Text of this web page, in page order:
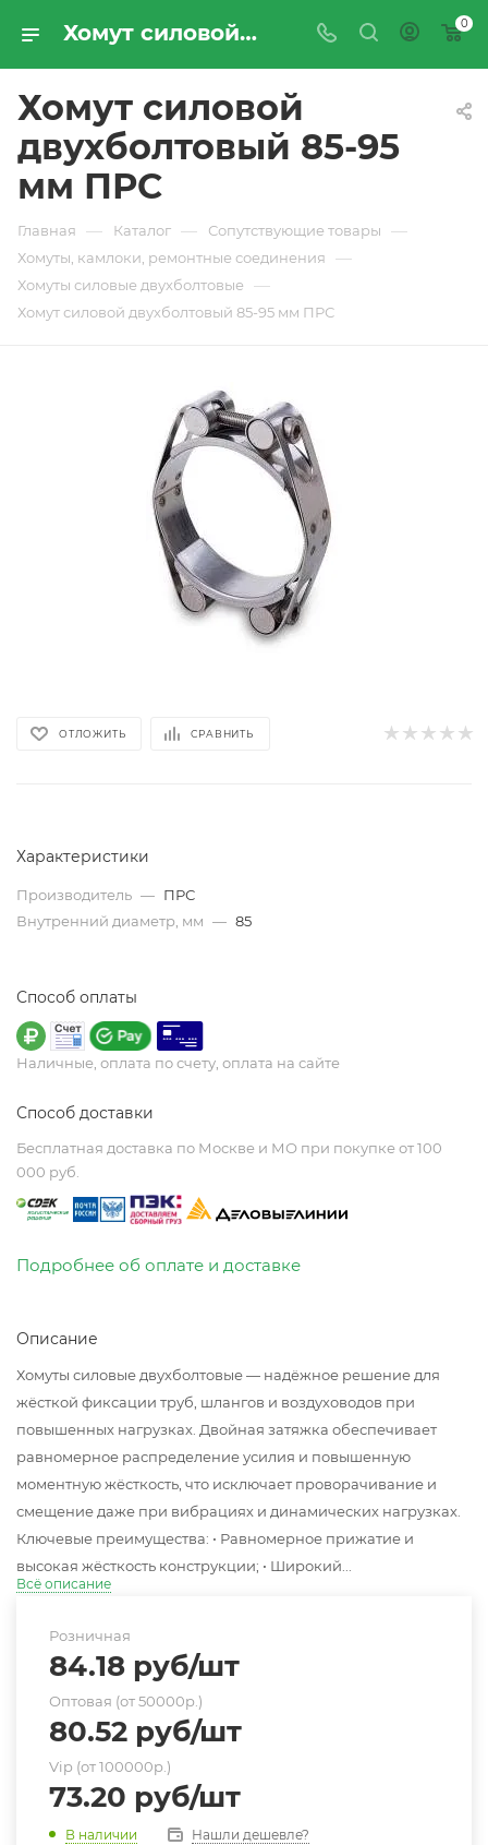
Хомут силовой двухболтовый 85-95 мм ПРС - купить по цене производителя с доставкой по Москве и России | ПРОМРЕСУРССЕРВИС 0
Хомут силовой
двухболтовый 85-95
мм ПРС
Главная — Каталог — Сопутствующие товары —
Хомуты, камлоки, ремонтные соединения —
Хомуты силовые двухболтовые —
Хомут силовой двухболтовый 85-95 мм ПРС
ОТЛОЖИТЬ СРАВНИТЬ
Характеристики
Производитель — ПРС
Внутренний диаметр, мм — 85
Способ оплаты
Наличные, оплата по счету, оплата на сайте
Способ доставки
Бесплатная доставка по Москве и МО при покупке от 100
000 руб.
Подробнее об оплате и доставке
Описание
Хомуты силовые двухболтовые — надёжное решение для
жёсткой фиксации труб, шлангов и воздуховодов при
повышенных нагрузках. Двойная затяжка обеспечивает
равномерное распределение усилия и повышенную
моментную жёсткость, что исключает проворачивание и
смещение даже при вибрациях и динамических нагрузках.
Ключевые преимущества: • Равномерное прижатие и
высокая жёсткость конструкции; • Широкий...
Всё описание
Розничная
84.18 руб/шт
Оптовая (от 50000р.)
80.52 руб/шт
Vip (от 100000р.)
73.20 руб/шт
В наличии Нашли дешевле?